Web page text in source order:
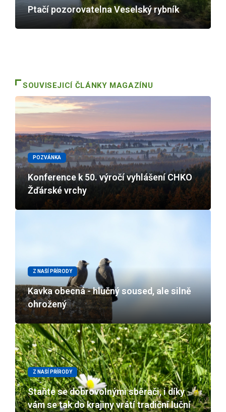
Ptačí pozorovatelna Veselský rybník
SOUVISEJICÍ ČLÁNKY MAGAZÍNU
POZVÁNKA
Konference k 50. výročí vyhlášení CHKO
Žďárské vrchy
Z NAŠÍ PŘÍRODY
Kavka obecná - hlučný soused, ale silně
ohrožený
Z NAŠÍ PŘÍRODY
Staňte se dobrovolnými sběrači, i díky
vám se tak do krajiny vrátí tradiční luční